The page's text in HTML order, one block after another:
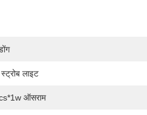
लाइट
ऑसराम